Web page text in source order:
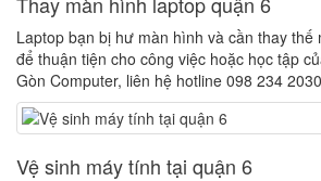
Laptop bạn bị hư màn hình và cần thay thế
để thuận tiện cho công việc hoặc học tập
Gòn Computer, liên hệ hotline 098 234
Vệ sinh máy tính tại quận 6